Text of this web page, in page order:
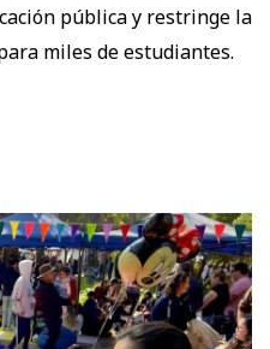
pública y restringe la
miles de estudiantes.